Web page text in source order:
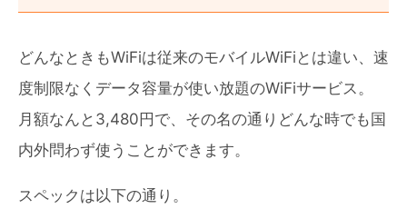
どんなときもWiFiは従来のモバイルWiFiとは違い、速
度制限なくデータ容量が使い放題のWiFiサービス。
月額なんと3,480円で、その名の通りどんな時でも国
内外問わず使うことができます。
スペックは以下の通り。